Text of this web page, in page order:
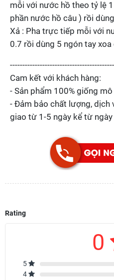
mỗi với nước hồ theo tỷ lệ
phần nước hồ câu ) rồi
Xả : Pha trực tiếp mỗi với
0.7 rồi dùng 5 ngón tay
Cam kết với khách hàng:
- Sản phẩm 100% giống
- Đảm bảo chất lượng, dịch
giao từ 1-5 ngày kể từ ngày
Rating
0
5
4